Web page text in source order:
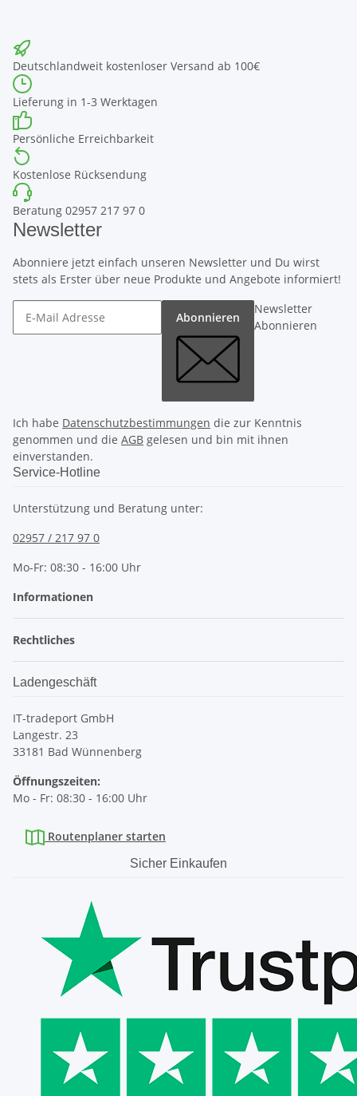
Deutschlandweit kostenloser Versand ab 100€
Lieferung in 1-3 Werktagen
Persönliche Erreichbarkeit
Kostenlose Rücksendung
Beratung 02957 217 97 0
Newsletter
Abonniere jetzt einfach unseren Newsletter und Du wirst
stets als Erster über neue Produkte und Angebote informiert!
Abonnieren
Newsletter
Abonnieren
Ich habe Datenschutzbestimmungen die zur Kenntnis
genommen und die AGB gelesen und bin mit ihnen
einverstanden.
Service-Hotline
Unterstützung und Beratung unter:
02957 / 217 97 0
Mo-Fr: 08:30 - 16:00 Uhr
Informationen
Rechtliches
Ladengeschäft
IT-tradeport GmbH
Langestr. 23
33181 Bad Wünnenberg
Öffnungszeiten:
Mo - Fr: 08:30 - 16:00 Uhr
Routenplaner starten
Sicher Einkaufen